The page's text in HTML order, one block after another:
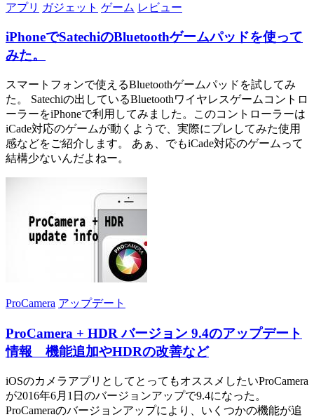
アプリ ガジェット ゲーム レビュー
iPhoneでSatechiのBluetoothゲームパッドを使って
みた。
スマートフォンで使えるBluetoothゲームパッドを試してみ
た。 Satechiの出しているBluetoothワイヤレスゲームコントロ
ーラーをiPhoneで利用してみました。このコントローラーは
iCade対応のゲームが動くようで、実際にプレしてみた使用
感などをご紹介します。 あぁ、でもiCade対応のゲームって
結構少ないんだよねー。
ProCamera アップデート
ProCamera + HDR バージョン 9.4のアップデート
情報 機能追加やHDRの改善など
iOSのカメラアプリとしてとってもオススメしたいProCamera
が2016年6月1日のバージョンアップで9.4になった。
ProCameraのバージョンアップにより、いくつかの機能が追